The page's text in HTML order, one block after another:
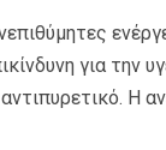
για την
Η